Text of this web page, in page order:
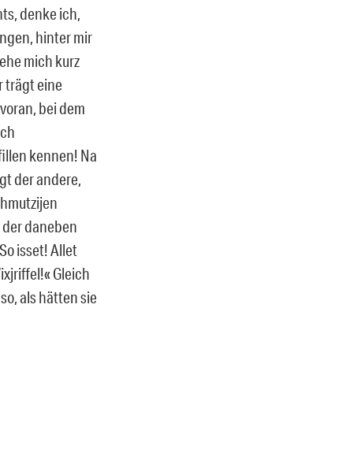
denke ich,
hinter mir
mich kurz
trägt eine
bei dem
kennen! Na
der andere,
daneben
isset! Allet
Gleich
als hätten sie